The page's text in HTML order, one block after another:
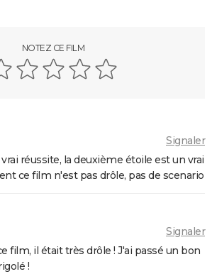
disent les critiques sur le film ?
intrigue, avis, streaming... Tout sur
BD culte
NOTEZ CE FILM
Signaler
réussite, la deuxième étoile est un vrai
ce film n'est pas drôle, pas de scenario
Signaler
film, il était très drôle ! J'ai passé un bon
!